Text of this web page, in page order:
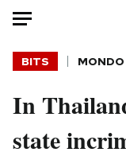
HOME
Italia
BITS MONDO
In
state